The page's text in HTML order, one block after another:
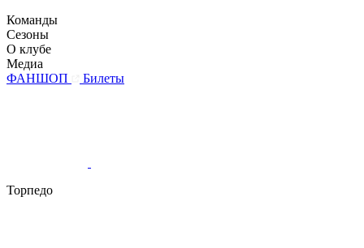
Команды
Сезоны
О клубе
Медиа
ФАНШОП
Билеты
Торпедо